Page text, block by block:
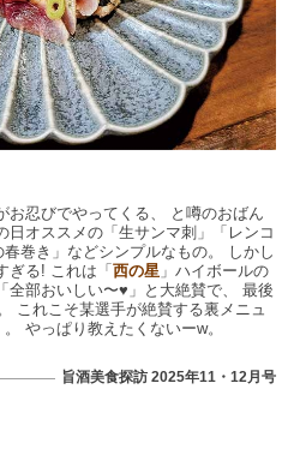
お忍びでやってくる、 と噂のおばん
日オススメの「生サンマ刺」「レンコ
巻き」などシンプルなもの。 しかし
ぎる! これは「 西の星 」ハイボールの
全部おいしい〜♥」と大絶賛で、 最後
これこそ某選手が絶賛する裏メニュ
やっぱり教えたくないーw。
旨酒美食探訪 2025年11・12月号